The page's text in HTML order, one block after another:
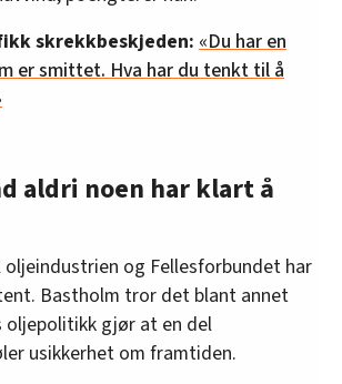
skrekkbeskjeden: «Du har en
er smittet. Hva har du tenkt til å
aldri noen har klart å
oljeindustrien og Fellesforbundet har
Bastholm tror det blant annet
oljepolitikk gjør at en del
usikkerhet om framtiden.